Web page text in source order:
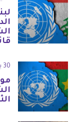
30 يونيو 2026